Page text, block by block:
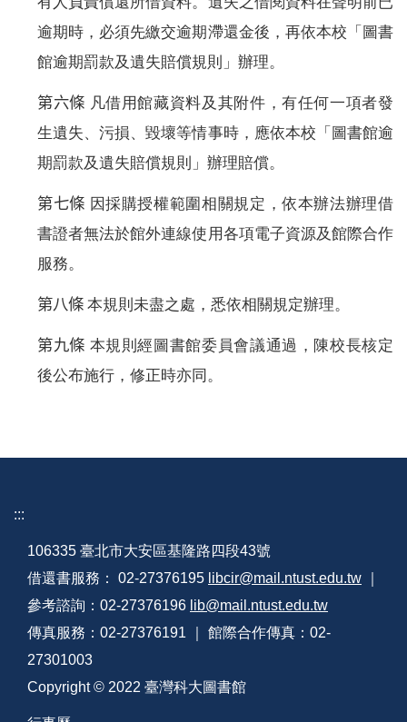
逾期時，必須先繳交逾期滯還金後，再依本校「圖書
館逾期罰款及遺失賠償規則」辦理。
第六條 凡借用館藏資料及其附件，有任何一項者發
生遺失、污損、毀壞等情事時，應依本校「圖書館逾
期罰款及遺失賠償規則」辦理賠償。
第七條 因採購授權範圍相關規定，依本辦法辦理借
書證者無法於館外連線使用各項電子資源及館際合作
服務。
第八條 本規則未盡之處，悉依相關規定辦理。
第九條 本規則經圖書館委員會議通過，陳校長核定
後公布施行，修正時亦同。
:::
106335 臺北市大安區基隆路四段43號
借還書服務： 02-27376195 libcir@mail.ntust.edu.tw
參考諮詢：02-27376196 lib@mail.ntust.edu.tw
傳真服務：02-27376191 ｜ 館際合作傳真：02-
27301003
Copyright © 2022 臺灣科大圖書館